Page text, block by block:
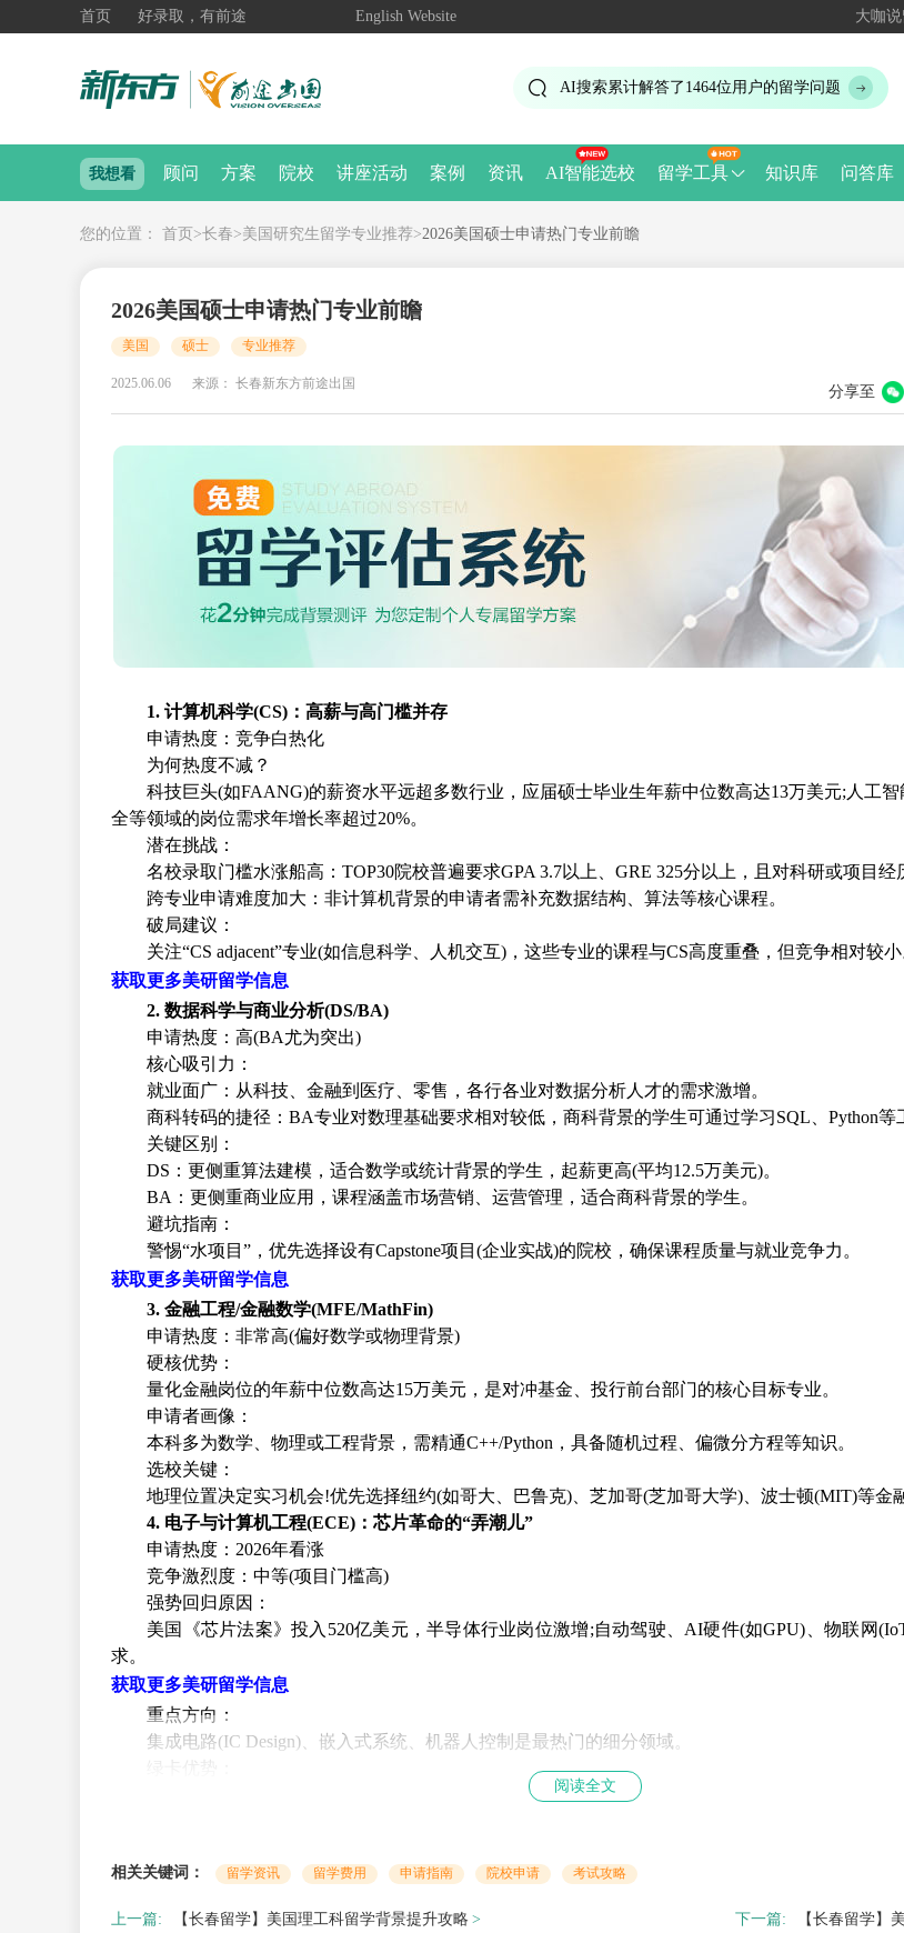
首页 好录取，有前途 English Website 大咖
AI搜索累计解答了 1464位用户的留学问题
我想看 顾问 方案 院校 讲座活动 案例 资讯 AI智能选校 留学工具 知识库 问答库
您的位置： 首页 >长春>美国研究生留学专业推荐>2026美国硕士申请热门专业前瞻
2026美国硕士申请热门专业前瞻
美国 硕士 专业推荐
2025.06.06 来源： 长春新东方前途出国 分享至
阅读全文
1. 计算机科学(CS)：高薪与高门槛并存
申请热度：竞争白热化
为何热度不减？
科技巨头(如FAANG)的薪资水平远超多数行业，应届硕士毕业生年薪中位数高达13万美元;人工
全等领域的岗位需求年增长率超过20%。
潜在挑战：
名校录取门槛水涨船高：TOP30院校普遍要求GPA 3.7以上、GRE 325分以上，且对科研或项目经
跨专业申请难度加大：非计算机背景的申请者需补充数据结构、算法等核心课程。
破局建议：
关注“CS adjacent”专业(如信息科学、人机交互)，这些专业的课程与CS高度重叠，但竞争相对较小
获取更多美研留学信息
2. 数据科学与商业分析(DS/BA)
申请热度：高(BA尤为突出)
核心吸引力：
就业面广：从科技、金融到医疗、零售，各行各业对数据分析人才的需求激增。
商科转码的捷径：BA专业对数理基础要求相对较低，商科背景的学生可通过学习SQL、Python等
关键区别：
DS：更侧重算法建模，适合数学或统计背景的学生，起薪更高(平均12.5万美元)。
BA：更侧重商业应用，课程涵盖市场营销、运营管理，适合商科背景的学生。
避坑指南：
警惕“水项目”，优先选择设有Capstone项目(企业实战)的院校，确保课程质量与就业竞争力。
获取更多美研留学信息
3. 金融工程/金融数学(MFE/MathFin)
申请热度：非常高(偏好数学或物理背景)
硬核优势：
量化金融岗位的年薪中位数高达15万美元，是对冲基金、投行前台部门的核心目标专业。
申请者画像：
本科多为数学、物理或工程背景，需精通C++/Python，具备随机过程、偏微分方程等知识。
选校关键：
地理位置决定实习机会!优先选择纽约(如哥大、巴鲁克)、芝加哥(芝加哥大学)、波士顿(MIT)等金
4. 电子与计算机工程(ECE)：芯片革命的“弄潮儿”
申请热度：2026年看涨
竞争激烈度：中等(项目门槛高)
强势回归原因：
美国《芯片法案》投入520亿美元，半导体行业岗位激增;自动驾驶、AI硬件(如GPU)、物联网
求。
获取更多美研留学信息
重点方向：
集成电路(IC Design)、嵌入式系统、机器人控制是最热门的细分领域。
ECE属于STEM专业，可享受3年OPT(工作签证)，雇主更愿意赞助H1B签证。
核心优势：
申请要点：
相关关键词： 留学资讯 留学费用 申请指南 院校申请 考试攻略
上一篇: 【长春留学】美国理工科留学背景提升攻略 【长春留学】
下一篇: